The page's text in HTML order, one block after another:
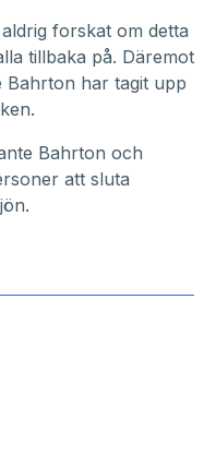
forskat om detta
tillbaka på. Däremot
Bahrton har tagit upp
Bahrton och
att sluta